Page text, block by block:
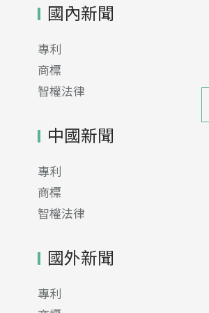
國內新聞
專利
商標
智權法律
中國新聞
專利
商標
智權法律
國外新聞
專利